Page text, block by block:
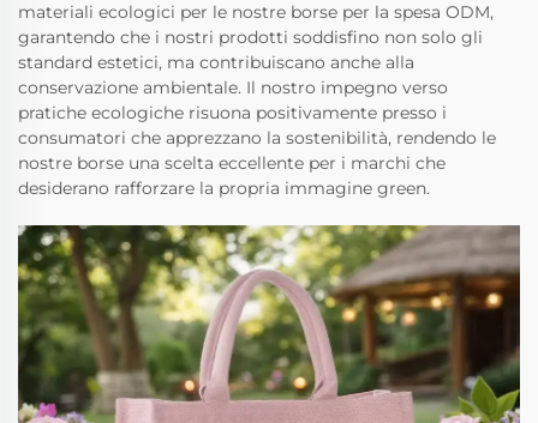
materiali ecologici per le nostre borse per la spesa ODM,
garantendo che i nostri prodotti soddisfino non solo gli
standard estetici, ma contribuiscano anche alla
conservazione ambientale. Il nostro impegno verso
pratiche ecologiche risuona positivamente presso i
consumatori che apprezzano la sostenibilità, rendendo le
nostre borse una scelta eccellente per i marchi che
desiderano rafforzare la propria immagine green.